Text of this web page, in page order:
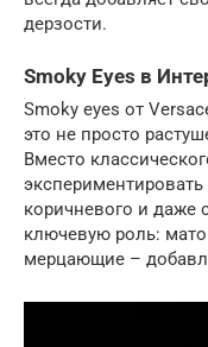
дерзости.
Smoky Eyes в
Smoky eyes от
это не просто
Вместо
коричневого и даже
ключевую роль:
мерцающие –